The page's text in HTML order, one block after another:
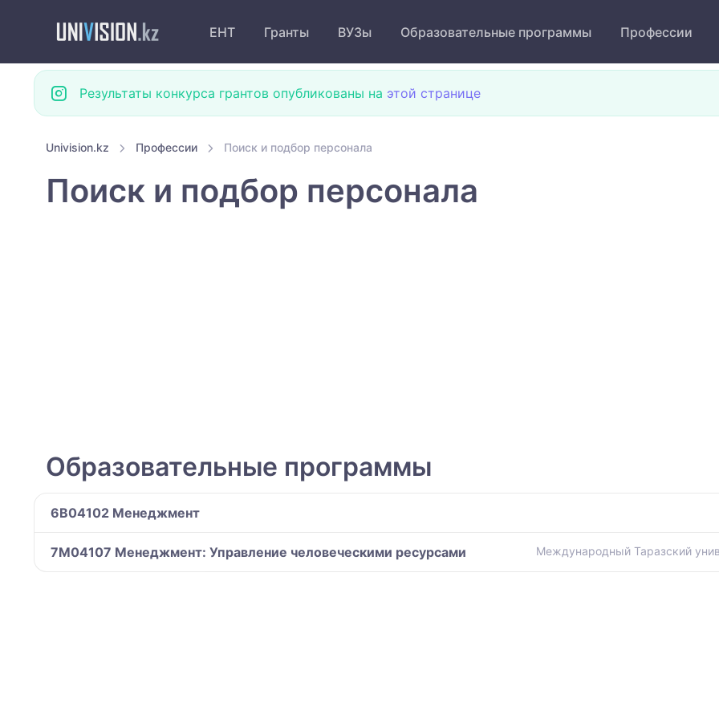
ЕНТ Гранты ВУЗы Образовательные программы Профессии
Результаты конкурса грантов опубликованы на этой странице
Univision.kz Профессии Поиск и подбор персонала
Поиск и подбор персонала
Образовательные программы
6B04102 Менеджмент
7M04107 Менеджмент: Управление человеческими ресурсами Международный Таразский